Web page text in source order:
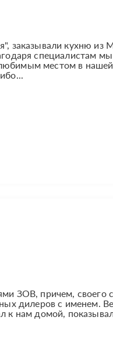
заказывали кухню
специалистам
местом в нашей
ЗОВ, причем, своего
дилеров с именем.
к нам домой,